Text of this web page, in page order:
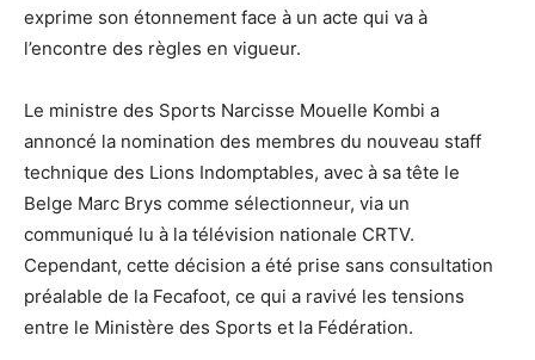
exprime son étonnement face à un acte qui va à
l’encontre des règles en vigueur.
Le ministre des Sports Narcisse Mouelle Kombi a
annoncé la nomination des membres du nouveau staff
technique des Lions Indomptables, avec à sa tête le
Belge Marc Brys comme sélectionneur, via un
communiqué lu à la télévision nationale CRTV.
Cependant, cette décision a été prise sans consultation
préalable de la Fecafoot, ce qui a ravivé les tensions
entre le Ministère des Sports et la Fédération.